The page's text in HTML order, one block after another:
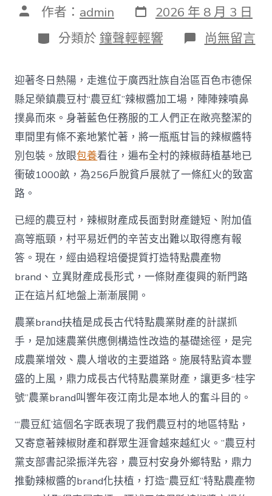
文 作者： admin 發
表
日
期
2026 年 8 月 3 日
分
類
分類於 鐘聲輕輕響 在
〈廣
百
色
市：
品
查
包
養
app
牌
辣
展
就
紅
火
致
富
中
國
網〉
中
尚無留言
迎著冬日熱陽，走進位于廣西壯族自治區百色市德保
縣足榮鎮農豆村“農豆紅”辣椒醬加工場，陣陣辣噴鼻
撲鼻而來。身著藍色任務服的工人們正在敞亮整潔的
車間里有條不紊地繁忙著，將一瓶瓶甘旨的辣椒醬特
別包裝。放眼包養看往，遍布全村的辣椒蒔植基地已
衝破1000畝，為256戶脫貧戶展就了一條紅火的致富
路。
已經的農豆村，辣椒財產成長面對財產鏈短、附加值
高等瓶頸，村平易近們的辛苦支出難以取得應有報
答。現在，經由過程培優提質打造特點農產物
brand、立異財產成長形式，一條財產復興的新門路
正在這片紅地盤上漸漸展開。
農業brand扶植是成長古代特點農業財產的計謀抓
手，是加速農業供應側構造性改造的基礎途徑，是完
成農業增效、農人增收的主要道路。施展特點資本豐
盛的上風，鼎力成長古代特點農業財產，讓更多“桂字
號”農業brand叫響年夜江南北是本地人的奮斗目的。
“‘農豆紅’這個名字既表現了我們農豆村的地區特點，
又寄意著辣椒財產和群眾生涯會越來越紅火。”農豆村
黨支部書記梁振洋先容，農豆村安身外鄉特點，鼎力
推動辣椒醬的brand化扶植，打造“農豆紅”特點農產物